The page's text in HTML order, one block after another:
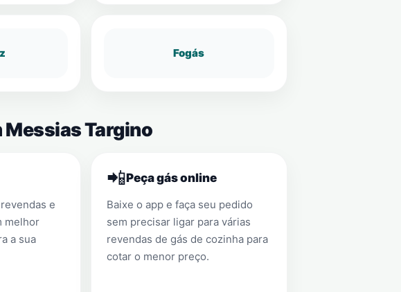
Fogás
Messias Targino
e
melhor
a sua
📲Peça gás online
Baixe o app e faça seu pedido
sem precisar ligar para várias
revendas de gás de cozinha para
cotar o menor preço.